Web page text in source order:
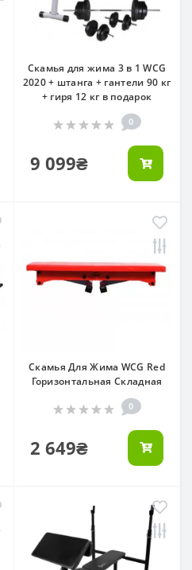
Скамья для жима 3 в 1 WCG
2020 + штанга + гантели 90 кг
+ гиря 12 кг в подарок
0
9 099₴
Скамья Для Жима WCG Red
Горизонтальная Складная
0
2 649₴